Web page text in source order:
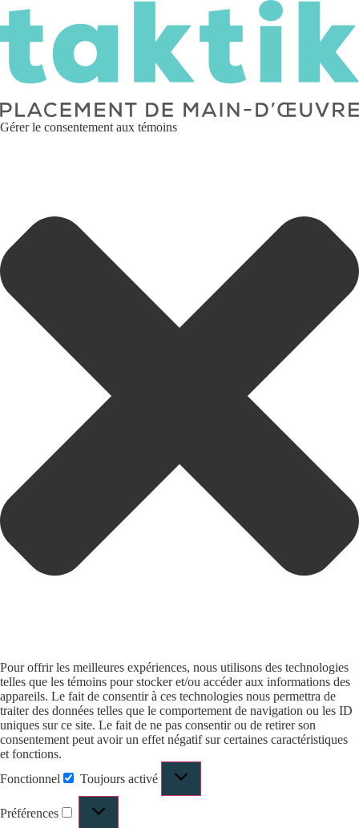
Gérer le consentement aux témoins
Pour offrir les meilleures expériences, nous utilisons des technologies
telles que les témoins pour stocker et/ou accéder aux informations des
appareils. Le fait de consentir à ces technologies nous permettra de
traiter des données telles que le comportement de navigation ou les ID
uniques sur ce site. Le fait de ne pas consentir ou de retirer son
consentement peut avoir un effet négatif sur certaines caractéristiques
et fonctions.
Fonctionnel
Toujours activé
Préférences